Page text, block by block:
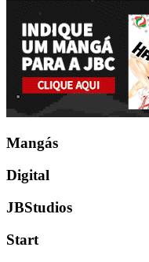
Mangás
Digital
JBStudios
Start